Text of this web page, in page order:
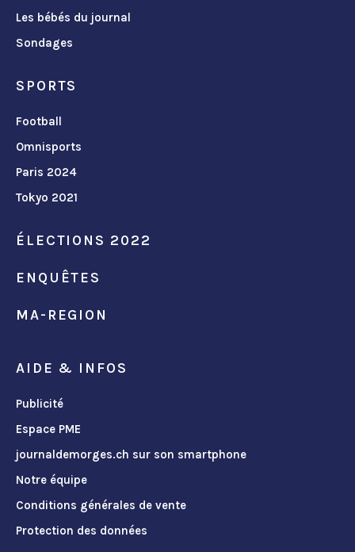
Les bébés du journal
Sondages
SPORTS
Football
Omnisports
Paris 2024
Tokyo 2021
ÉLECTIONS 2022
ENQUÊTES
MA-REGION
AIDE & INFOS
Publicité
Espace PME
journaldemorges.ch sur son smartphone
Notre équipe
Conditions générales de vente
Protection des données